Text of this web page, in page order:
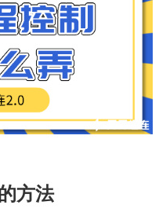
方法